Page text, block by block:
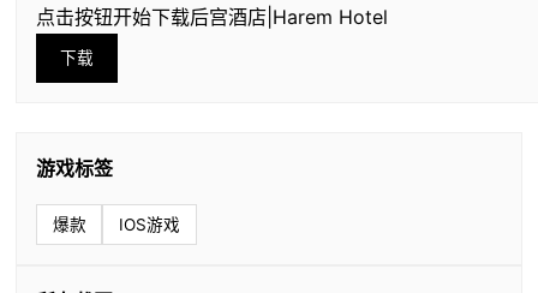
点击按钮开始下载后宫酒店|Harem Hotel
下载
游戏标签
爆款 IOS游戏